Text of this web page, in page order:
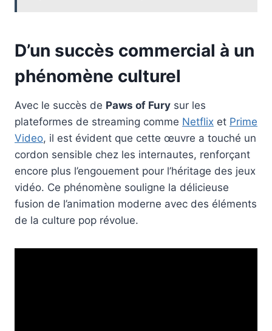
D’un succès commercial à un
phénomène culturel
Avec le succès de Paws of Fury sur les
plateformes de streaming comme Netflix et Prime
Video, il est évident que cette œuvre a touché un
cordon sensible chez les internautes, renforçant
encore plus l’engouement pour l’héritage des jeux
vidéo. Ce phénomène souligne la délicieuse
fusion de l’animation moderne avec des éléments
de la culture pop révolue.